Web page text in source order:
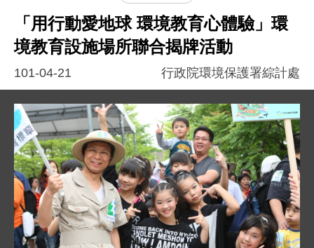
「用行動愛地球 環境教育心體驗」環
境教育設施場所聯合揭牌活動
101-04-21 行政院環境保護署綜計處